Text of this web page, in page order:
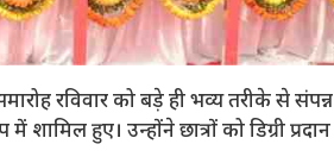
रविवार को बड़े ही भव्य तरीके से संपन्न
हुए। उन्होंने छात्रों को डिग्री प्रदान